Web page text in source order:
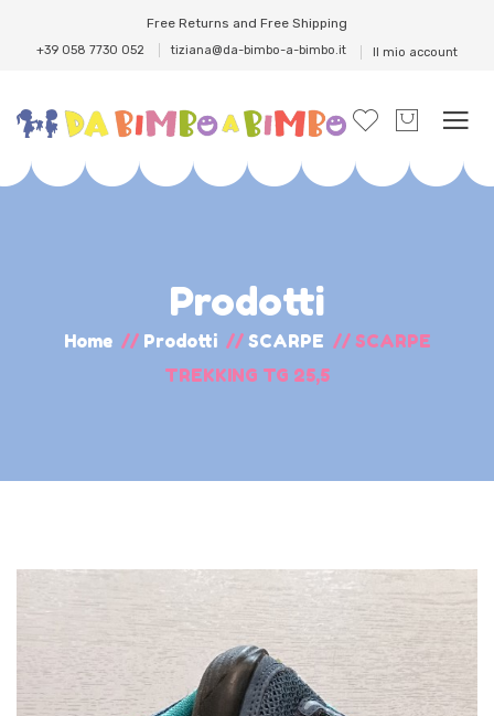
Free Returns and Free Shipping
+39 058 7730 052 tiziana@da-bimbo-a-bimbo.it Il mio account
Prodotti
Home // Prodotti // SCARPE // SCARPE
TREKKING TG 25,5